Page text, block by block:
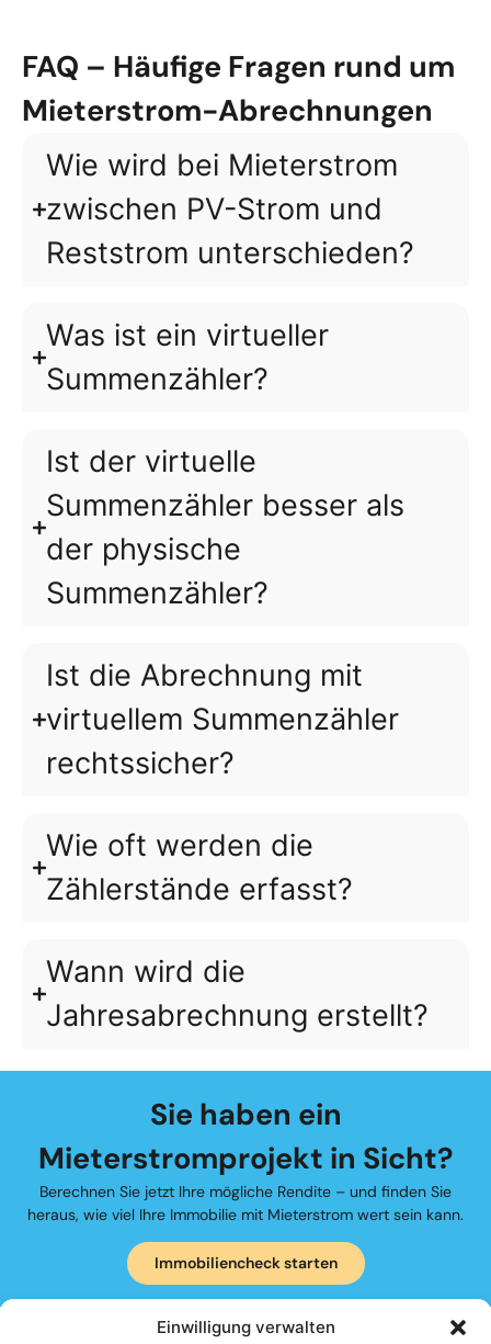
Einwilligung verwalten
FAQ – Häufige Fragen rund um
Mieterstrom-Abrechnungen
Wie wird bei Mieterstrom
zwischen PV-Strom und
Reststrom unterschieden?
Was ist ein virtueller
Summenzähler?
Ist der virtuelle
Summenzähler besser als
der physische
Summenzähler?
Ist die Abrechnung mit
virtuellem Summenzähler
rechtssicher?
Wie oft werden die
Zählerstände erfasst?
Wann wird die
Jahresabrechnung erstellt?
Sie haben ein
Mieterstromprojekt in Sicht?
Berechnen Sie jetzt Ihre mögliche Rendite – und finden Sie
heraus, wie viel Ihre Immobilie mit Mieterstrom wert sein kann.
Immobiliencheck starten